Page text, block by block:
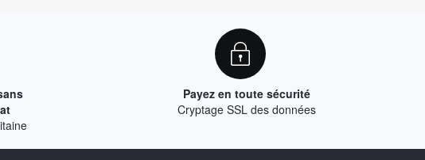
Payez en toute sécurité
Cryptage SSL des données